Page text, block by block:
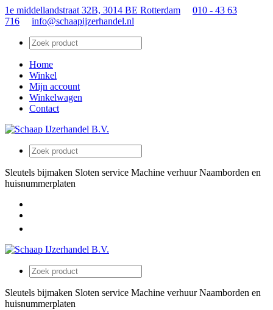
1e middellandstraat 32B, 3014 BE Rotterdam
010 - 43 63
716
info@schaapijzerhandel.nl
Home
Winkel
Mijn account
Winkelwagen
Contact
Sleutels bijmaken Sloten service Machine verhuur Naamborden en
huisnummerplaten
Sleutels bijmaken Sloten service Machine verhuur Naamborden en
huisnummerplaten